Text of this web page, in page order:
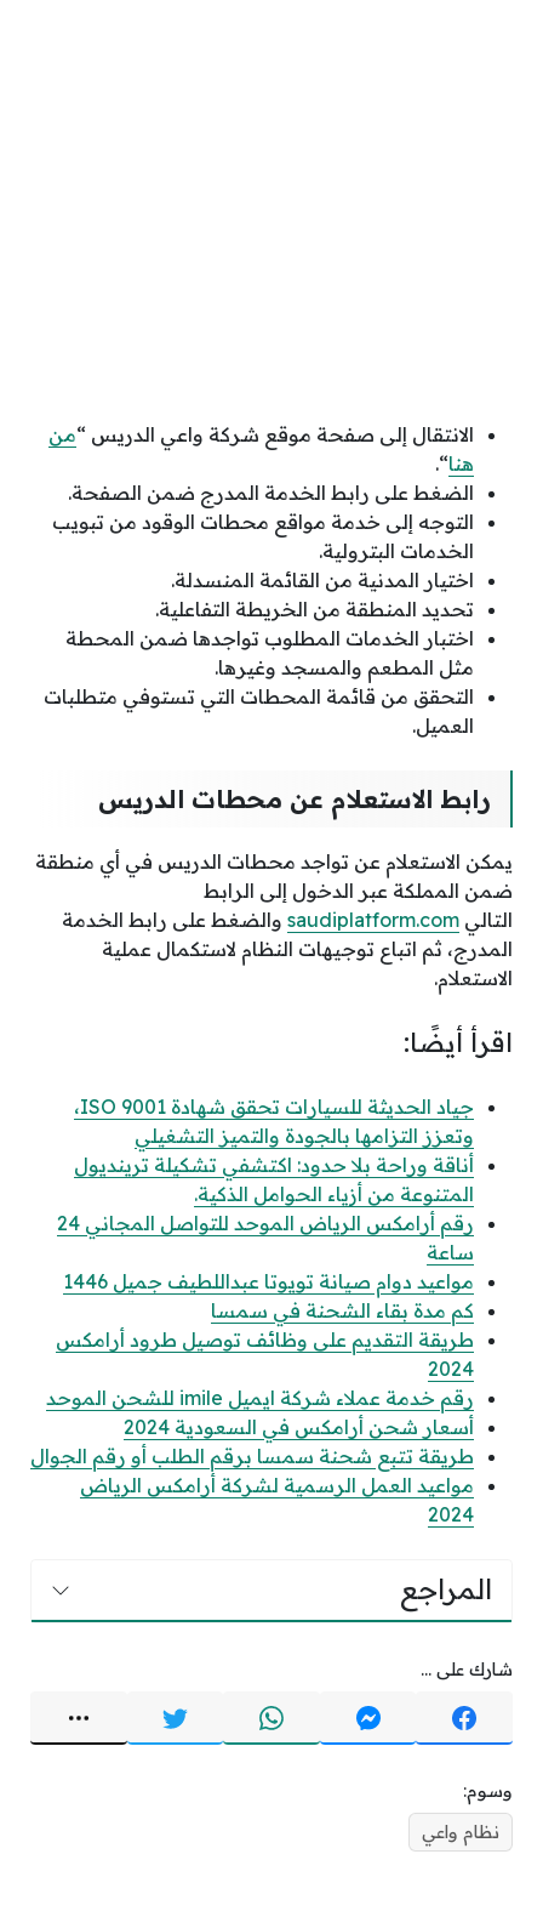
الانتقال إلى صفحة موقع شركة واعي الدريس “من
هنا“.
الضغط على رابط الخدمة المدرج ضمن الصفحة.
التوجه إلى خدمة مواقع محطات الوقود من تبويب
الخدمات البترولية.
اختيار المدنية من القائمة المنسدلة.
تحديد المنطقة من الخريطة التفاعلية.
اختبار الخدمات المطلوب تواجدها ضمن المحطة
مثل المطعم والمسجد وغيرها.
التحقق من قائمة المحطات التي تستوفي متطلبات
العميل.
رابط الاستعلام عن محطات الدريس
يمكن الاستعلام عن تواجد محطات الدريس في أي منطقة
ضمن المملكة عبر الدخول إلى الرابط
التالي saudiplatform.com والضغط على رابط الخدمة
المدرج، ثم اتباع توجيهات النظام لاستكمال عملية
الاستعلام.
اقرأ أيضًا:
جياد الحديثة للسيارات تحقق شهادة ISO 9001،
وتعزز التزامها بالجودة والتميز التشغيلي
أناقة وراحة بلا حدود: اكتشفي تشكيلة ترينديول
المتنوعة من أزياء الحوامل الذكية.
رقم أرامكس الرياض الموحد للتواصل المجاني 24
ساعة
مواعيد دوام صيانة تويوتا عبداللطيف جميل 1446
كم مدة بقاء الشحنة في سمسا
طريقة التقديم على وظائف توصيل طرود أرامكس
2024
رقم خدمة عملاء شركة ايميل imile للشحن الموحد
أسعار شحن أرامكس في السعودية 2024
طريقة تتبع شحنة سمسا برقم الطلب أو رقم الجوال
مواعيد العمل الرسمية لشركة أرامكس الرياض
2024
المراجع
شارك على ...
وسوم:
نظام واعي